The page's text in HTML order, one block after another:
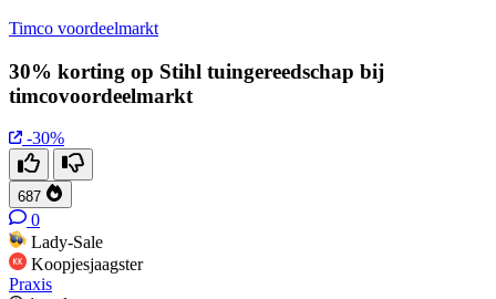
Timco voordeelmarkt
30% korting op Stihl tuingereedschap bij
timcovoordeelmarkt
-30%
687
0
Lady-Sale
Koopjesjaagster
Praxis